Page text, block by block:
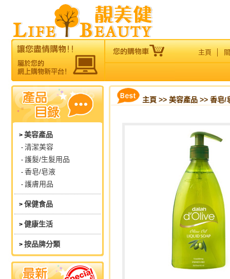
主頁│
> 美容產品
- 清潔美容
- 護髮/生髮用品
- 香皂/皂液
- 護膚用品
> 保健食品
> 健康生活
> 按品牌分類
主頁 >> 美容產品 >> 香皂/